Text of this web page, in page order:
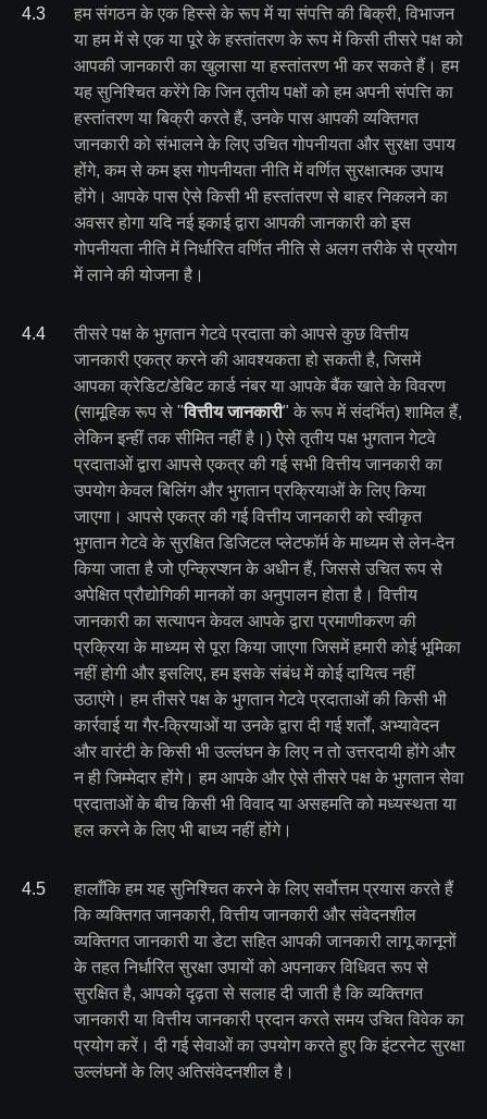
4.3
हम संगठन के एक हिस्से के रूप में या संपत्ति की बिक्री, विभाजन
या हम में से एक या पूरे के हस्तांतरण के रूप में किसी तीसरे पक्ष को
आपकी जानकारी का खुलासा या हस्तांतरण भी कर सकते हैं। हम
यह सुनिश्चित करेंगे कि जिन तृतीय पक्षों को हम अपनी संपत्ति का
हस्तांतरण या बिक्री करते हैं, उनके पास आपकी व्यक्तिगत
जानकारी को संभालने के लिए उचित गोपनीयता और सुरक्षा उपाय
होंगे, कम से कम इस गोपनीयता नीति में वर्णित सुरक्षात्मक उपाय
होंगे। आपके पास ऐसे किसी भी हस्तांतरण से बाहर निकलने का
अवसर होगा यदि नई इकाई द्वारा आपकी जानकारी को इस
गोपनीयता नीति में निर्धारित वर्णित नीति से अलग तरीके से प्रयोग
में लाने की योजना है।
4.4
तीसरे पक्ष के भुगतान गेटवे प्रदाता को आपसे कुछ वित्तीय
जानकारी एकत्र करने की आवश्यकता हो सकती है, जिसमें
आपका क्रेडिट/डेबिट कार्ड नंबर या आपके बैंक खाते के विवरण
(सामूहिक रूप से "वित्तीय जानकारी" के रूप में संदर्भित) शामिल हैं,
लेकिन इन्हीं तक सीमित नहीं है।) ऐसे तृतीय पक्ष भुगतान गेटवे
प्रदाताओं द्वारा आपसे एकत्र की गई सभी वित्तीय जानकारी का
उपयोग केवल बिलिंग और भुगतान प्रक्रियाओं के लिए किया
जाएगा। आपसे एकत्र की गई वित्तीय जानकारी को स्वीकृत
भुगतान गेटवे के सुरक्षित डिजिटल प्लेटफॉर्म के माध्यम से लेन-देन
किया जाता है जो एन्क्रिप्शन के अधीन हैं, जिससे उचित रूप से
अपेक्षित प्रौद्योगिकी मानकों का अनुपालन होता है। वित्तीय
जानकारी का सत्यापन केवल आपके द्वारा प्रमाणीकरण की
प्रक्रिया के माध्यम से पूरा किया जाएगा जिसमें हमारी कोई भूमिका
नहीं होगी और इसलिए, हम इसके संबंध में कोई दायित्व नहीं
उठाएंगे। हम तीसरे पक्ष के भुगतान गेटवे प्रदाताओं की किसी भी
कार्रवाई या गैर-क्रियाओं या उनके द्वारा दी गई शर्तों, अभ्यावेदन
और वारंटी के किसी भी उल्लंघन के लिए न तो उत्तरदायी होंगे और
न ही जिम्मेदार होंगे। हम आपके और ऐसे तीसरे पक्ष के भुगतान सेवा
प्रदाताओं के बीच किसी भी विवाद या असहमति को मध्यस्थता या
हल करने के लिए भी बाध्य नहीं होंगे।
4.5
हालाँकि हम यह सुनिश्चित करने के लिए सर्वोत्तम प्रयास करते हैं
कि व्यक्तिगत जानकारी, वित्तीय जानकारी और संवेदनशील
व्यक्तिगत जानकारी या डेटा सहित आपकी जानकारी लागू कानूनों
के तहत निर्धारित सुरक्षा उपायों को अपनाकर विधिवत रूप से
सुरक्षित है, आपको दृढ़ता से सलाह दी जाती है कि व्यक्तिगत
जानकारी या वित्तीय जानकारी प्रदान करते समय उचित विवेक का
प्रयोग करें। दी गई सेवाओं का उपयोग करते हुए कि इंटरनेट सुरक्षा
उल्लंघनों के लिए अतिसंवेदनशील है।